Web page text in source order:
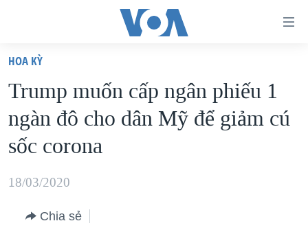
truy
cập
Tới
nội
chính
VIỆT NAM
HOA KỲ
BIỂN ĐÔNG
THẾ GIỚI
DIỄN ĐÀN
HOA KỲ
Trump muốn cấp ngân phiếu 1
ngàn đô cho dân Mỹ để giảm cú
sốc corona
18/03/2020
Chia sẻ